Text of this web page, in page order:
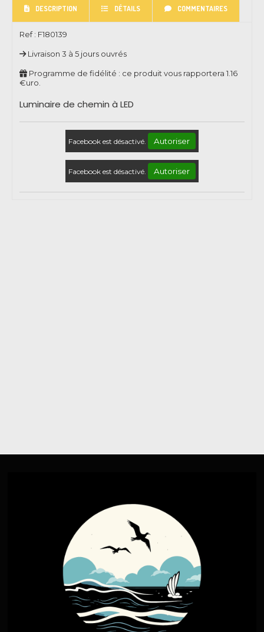
DESCRIPTION DÉTAILS COMMENTAIRES
Ref : F180139
Livraison 3 à 5 jours ouvrés
Programme de fidélité : ce produit vous rapportera 1.16
€uro.
Luminaire de chemin à LED
Facebook est désactivé. Autoriser
Facebook est désactivé. Autoriser